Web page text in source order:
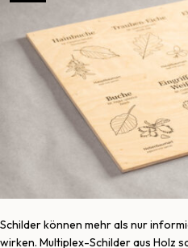
Schilder können mehr als nur
wirken. Multiplex-Schilder aus Holz